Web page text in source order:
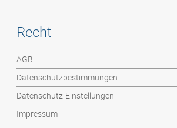
Kalender
Flyer / Poster / Einzelblätter
Faltblätter
Recht
AGB
Datenschutzbestimmungen
Datenschutz-Einstellungen
Impressum